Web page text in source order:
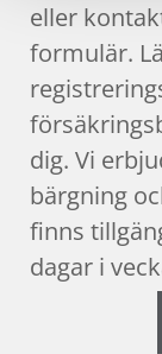
eller
formulär.
dig. Vi
bärgning
finns
dagar i